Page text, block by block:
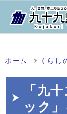
ホーム くらし
「九
ック